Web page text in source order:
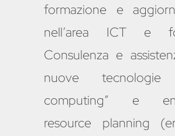
formazione e
nell’area ICT e
Consulenza e
nuove tecnologie
computing” e
resource planning